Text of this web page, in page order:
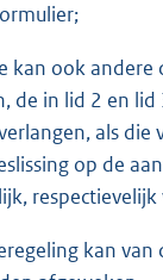
kan ook andere
de in lid 2 en
als
op de
kan van